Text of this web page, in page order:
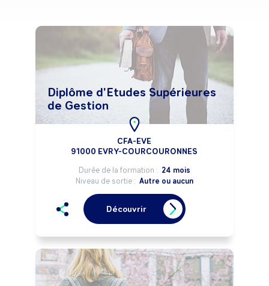
Diplôme d'Etudes Supérieures
de Gestion
CFA-EVE
91000 EVRY-COURCOURONNES
Durée de la formation : 24 mois
Niveau de sortie : Autre ou aucun
Découvrir